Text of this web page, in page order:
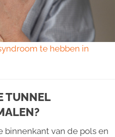
te hebben in
TUNNEL
binnenkant van de pols en